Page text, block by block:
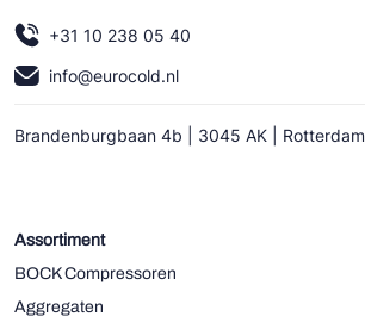
+31 10 238 05 40
info@eurocold.nl
Brandenburgbaan 4b | 3045 AK | Rotterdam
Assortiment
BOCK Compressoren
Aggregaten